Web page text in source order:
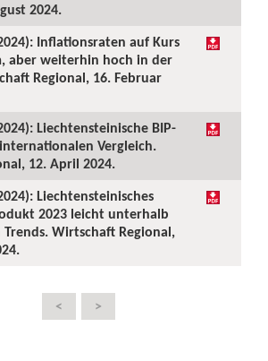
2024.
Inflationsraten auf Kurs
aber weiterhin hoch in der
Regional, 16. Februar
Liechtensteinische BIP-
Vergleich.
12. April 2024.
Liechtensteinisches
2023 leicht unterhalb
Wirtschaft Regional,
< >